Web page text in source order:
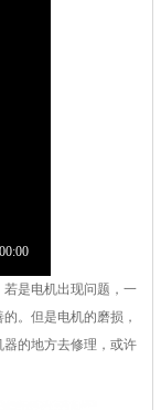
是电机出现问题，一
。但是电机的磨损，
的地方去修理，或许